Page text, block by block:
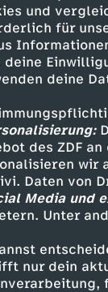
und
für
deine
deine
des ZDF
wir
Daten von
Media und
Unter
nur dein